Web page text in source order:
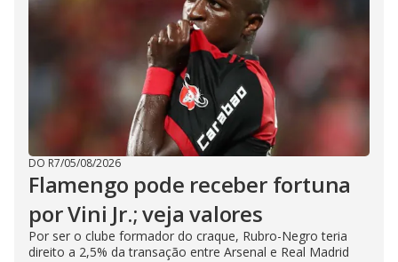
DO R7/05/08/2026
Flamengo pode receber fortuna
por Vini Jr.; veja valores
Por ser o clube formador do craque, Rubro-Negro teria
direito a 2,5% da transação entre Arsenal e Real Madrid